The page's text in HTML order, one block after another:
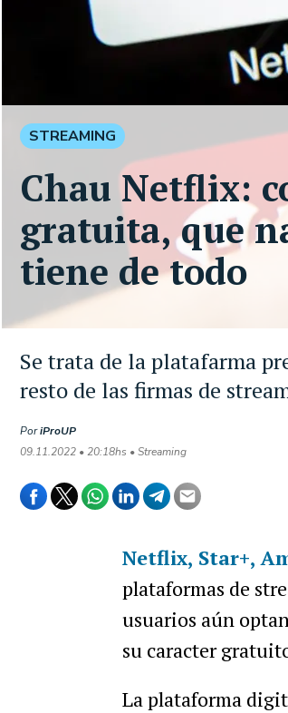
Se trata de la platafarma
resto de las firmas de
PoriProUP
09.11.2022 • 20:18hs • Streaming
STREAMING
Chau Netflix:
gratuita, que
tiene de todo
Netflix, Star+,
plataformas de
usuarios aún
su caracter
La plataforma